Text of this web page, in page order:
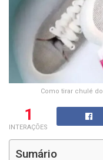
Como tirar chulé
1
INTERAÇÕES
Sumário